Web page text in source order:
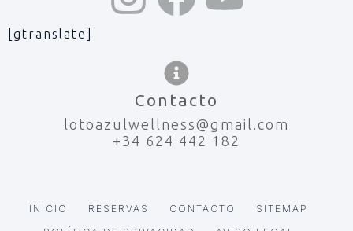
[gtranslate]
Contacto
lotoazulwellness@gmail.com
+34 624 442 182
INICIO RESERVAS CONTACTO
SITEMAP